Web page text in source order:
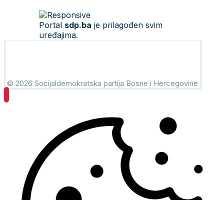
Portal sdp.ba je prilagođen svim
uređajima.
© 2026 Socijaldemokratska partija Bosne i Hercegovine